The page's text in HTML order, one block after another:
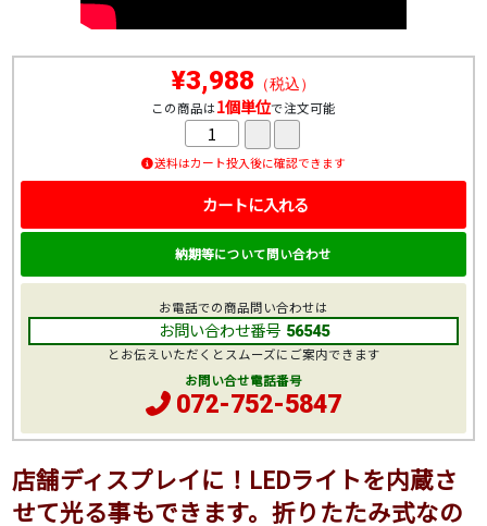
店舗ディスプレイに！LEDライトを内蔵さ
せて光る事もできます。折りたたみ式なの
¥3,988 （税込）
この商品は1個単位で注文可能
送料はカート投入後に確認できます
カートに入れる
納期等について問い合わせ
お電話での商品問い合わせは
お問い合わせ番号 56545
とお伝えいただくとスムーズにご案内できます
お問い合せ電話番号
072-752-5847